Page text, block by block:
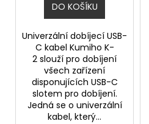
DO KOŠÍKU
Univerzální dobíjecí USB-
C kabel Kumiho K-
2 slouží pro dobíjení
všech zařízení
disponujících USB-C
slotem pro dobíjení.
Jedná se o univerzální
kabel, který...